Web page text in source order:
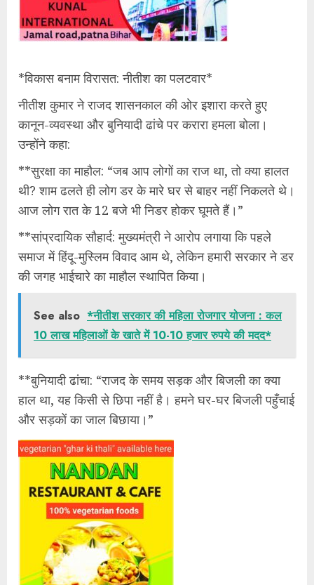
*​विकास बनाम विरासत: नीतीश का पलटवार*
​नीतीश कुमार ने राजद शासनकाल की ओर इशारा करते हुए
कानून-व्यवस्था और बुनियादी ढांचे पर करारा हमला बोला।
उन्होंने कहा:
**​सुरक्षा का माहौल: “जब आप लोगों का राज था, तो क्या हालत
थी? शाम ढलते ही लोग डर के मारे घर से बाहर नहीं निकलते थे।
आज लोग रात के 12 बजे भी निडर होकर घूमते हैं।”
**​सांप्रदायिक सौहार्द: मुख्यमंत्री ने आरोप लगाया कि पहले
समाज में हिंदू-मुस्लिम विवाद आम थे, लेकिन हमारी सरकार ने डर
की जगह भाईचारे का माहौल स्थापित किया।
See also *नीतीश सरकार की महिला रोजगार योजना : कल
10 लाख महिलाओं के खाते में 10-10 हजार रुपये की मदद*
**​बुनियादी ढांचा: “राजद के समय सड़क और बिजली का क्या
हाल था, यह किसी से छिपा नहीं है। हमने घर-घर बिजली पहुँचाई
और सड़कों का जाल बिछाया।”